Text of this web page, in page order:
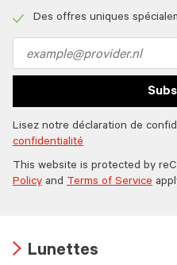
icon
Des offres uniques
address
Lisez notre déclaration de
confidentialité
This website is protected by
Policy and Terms of Service
Lunettes